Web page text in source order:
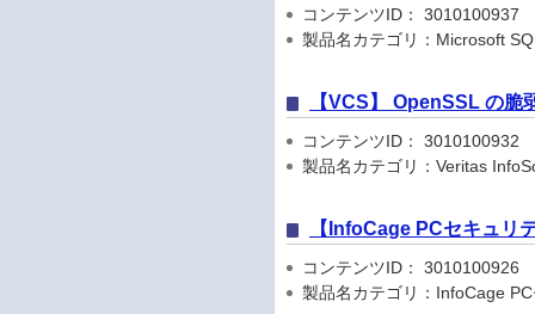
コンテンツID： 3010100937
製品名カテゴリ：Microsoft
【VCS】 OpenSSL の脆
コンテンツID： 3010100932
製品名カテゴリ：Veritas
【InfoCage PCセキュリ
コンテンツID： 3010100926
製品名カテゴリ：InfoCage